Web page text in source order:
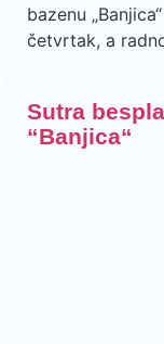
bazenu
četvrtak, a
Sutra
“Banjica“